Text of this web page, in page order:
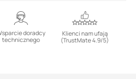
doradcy
technicznego
Klienci nam ufają
(TrustMate 4.9/5)